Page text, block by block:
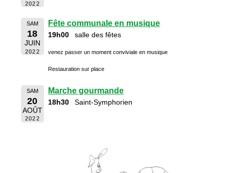
2022
SAM
18
JUIN
2022
Fête communale en musique
19h00 salle des fêtes
venez passer un moment conviviale en musique
Restauration sur place
SAM
20
AOÛT
2022
Marche gourmande
18h30 Saint-Symphorien